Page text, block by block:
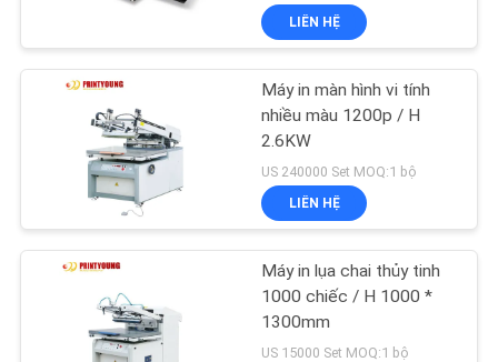
GIÁ
TRANG
WEB
PRIVACY
POLICY
Máy cắt giấy tự
động
tự động
LIÊN HỆ
Máy in màn hình vi tính
nhiều màu 1200p / H
2.6KW
US 240000 Set MOQ:1 bộ
LIÊN HỆ
Máy in lụa chai thủy tinh
1000 chiếc / H 1000 *
1300mm
US 15000 Set MOQ:1 bộ